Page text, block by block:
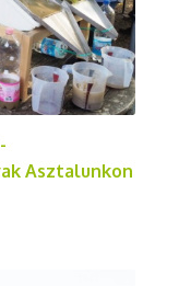
Asztalunkon